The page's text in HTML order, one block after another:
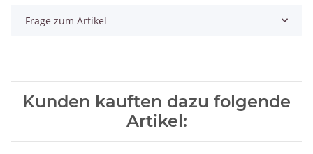
Frage zum Artikel
Kunden kauften dazu folgende
Artikel: